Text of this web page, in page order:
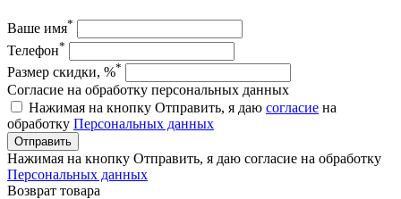
Ваше имя*
Телефон*
Размер скидки, %*
Согласие на обработку персональных данных
Нажимая на кнопку Отправить, я даю согласие на
обработку Персональных данных
Отправить
Нажимая на кнопку Отправить, я даю согласие на обработку
Персональных данных
Возврат товара